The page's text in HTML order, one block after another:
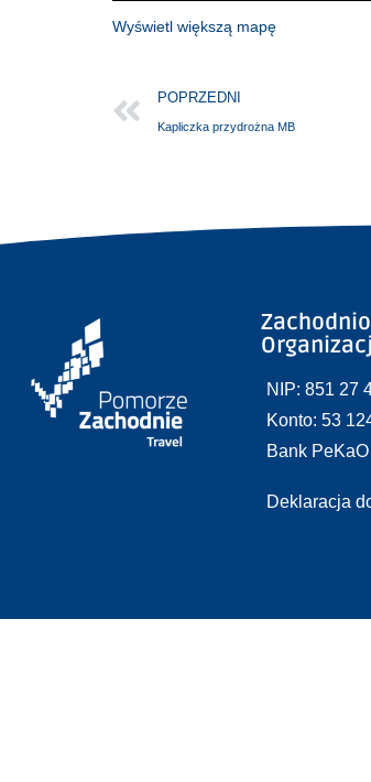
Wyświetl większą mapę
POPRZEDNI
Kapliczka przydrożna MB
NIP: 851 27
Konto: 53
Bank
Deklaracja